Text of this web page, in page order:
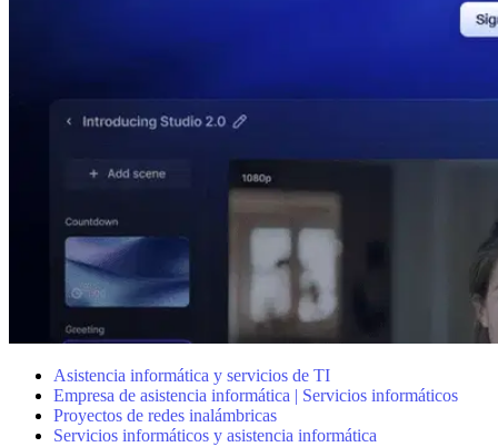
Asistencia informática y servicios de TI
Empresa de asistencia informática | Servicios informáticos
Proyectos de redes inalámbricas
Servicios informáticos y asistencia informática